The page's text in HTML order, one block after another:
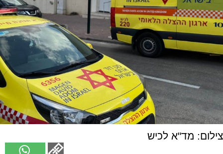
צילום: מד"א לכיש